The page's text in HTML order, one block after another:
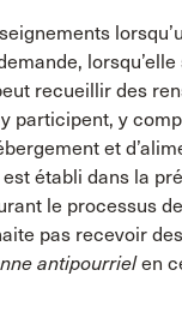
recueillir des
participent, y
et
établi dans la
le processus
pas recevoir
antipourrielen